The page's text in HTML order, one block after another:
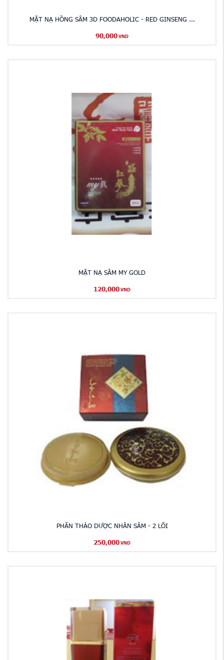
MẶT NẠ HỒNG SÂM 3D FOODAHOLIC - RED GINSENG ...
90,000 VND
MẶT NẠ SÂM MY GOLD
120,000 VND
PHẤN THẢO DƯỢC NHÂN SÂM - 2 LÕI
250,000 VND